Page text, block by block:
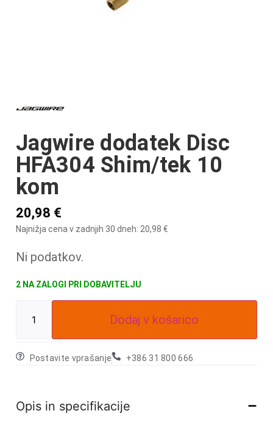
Jagwire dodatek Disc
HFA304 Shim/tek 10
kom
20,98 €
Najnižja cena v zadnjih 30 dneh: 20,98 €
Ni podatkov.
2 NA ZALOGI
Dodaj v košarico
Postavite vprašanje +386 31 800 666
Opis in specifikacije